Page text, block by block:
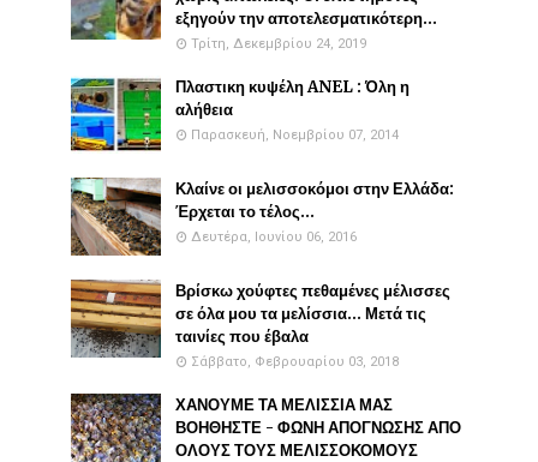
εξηγούν την αποτελεσματικότερη...
Τρίτη, Δεκεμβρίου 24, 2019
Πλαστικη κυψέλη ANEL : Όλη η
αλήθεια
Παρασκευή, Νοεμβρίου 07, 2014
Κλαίνε οι μελισσοκόμοι στην Ελλάδα:
Έρχεται το τέλος...
Δευτέρα, Ιουνίου 06, 2016
Βρίσκω χούφτες πεθαμένες μέλισσες
σε όλα μου τα μελίσσια... Μετά τις
ταινίες που έβαλα
Σάββατο, Φεβρουαρίου 03, 2018
ΧΑΝΟΥΜΕ ΤΑ ΜΕΛΙΣΣΙΑ ΜΑΣ
ΒΟΗΘΗΣΤΕ - ΦΩΝΗ ΑΠΟΓΝΩΣΗΣ ΑΠΟ
ΟΛΟΥΣ ΤΟΥΣ ΜΕΛΙΣΣΟΚΟΜΟΥΣ